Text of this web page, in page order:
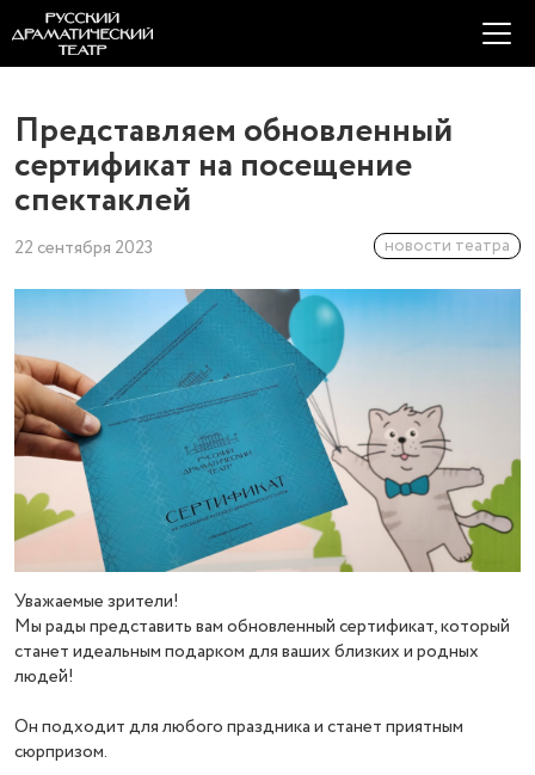
Представляем обновленный
сертификат на посещение
спектаклей
22 сентября 2023 новости театра
Уважаемые зрители!
Мы рады представить вам обновленный сертификат, который
станет идеальным подарком для ваших близких и родных
людей!
Он подходит для любого праздника и станет приятным
сюрпризом.